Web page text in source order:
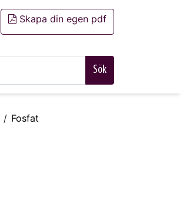
Skapa din egen pdf
Sök
Fosfat